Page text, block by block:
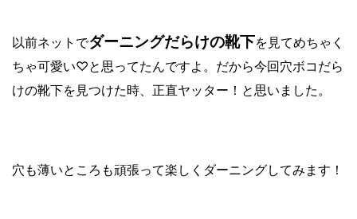
以前ネットでダーニングだらけの靴下を見てめちゃく
ちゃ可愛い♡と思ってたんですよ。だから今回穴ボコだら
けの靴下を見つけた時、正直ヤッター！と思いました。
穴も薄いところも頑張って楽しくダーニングしてみます！